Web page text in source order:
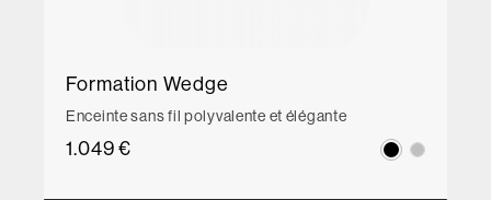
Formation Wedge
Enceinte sans fil polyvalente et élégante
1.049 €